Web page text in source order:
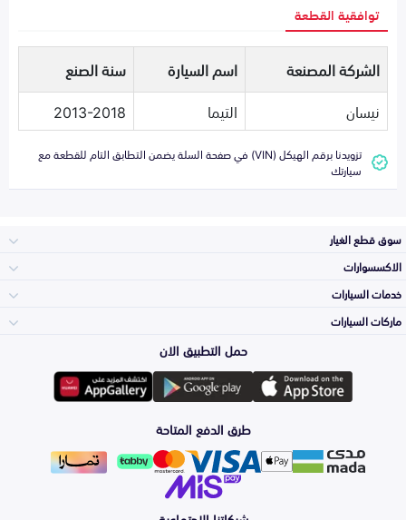
توافقية القطعة
الشركة المصنعة اسم السيارة
سنة الصنع
نيسان
التيما 2013-2018
تزويدنا برقم الهيكل (VIN) في صفحة السلة يضمن التطابق التام للقطعة مع
سيارتك
سوق قطع الغيار
المكائن، القيرات
وملحقاتها
الشمعات
والاصطبات (الاضاءة)
الفرامل والأقمشة
الاكسسوارات
لوازم الرحلات
اكسسوارات العناية
خدمات السيارات
الأكثر مبيعاً
التلميع والعناية
ماركات السيارات
تويوتا
هيونداي
حمل التطبيق الان
طرق الدفع المتاحة